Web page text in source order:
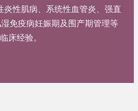
性肌病、系统性血管炎、强直
免疫病妊娠期及围产期管理等
床经验。